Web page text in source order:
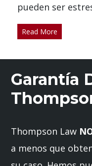
pueden ser
Read More
Garantía
Thompson Law
a menos que